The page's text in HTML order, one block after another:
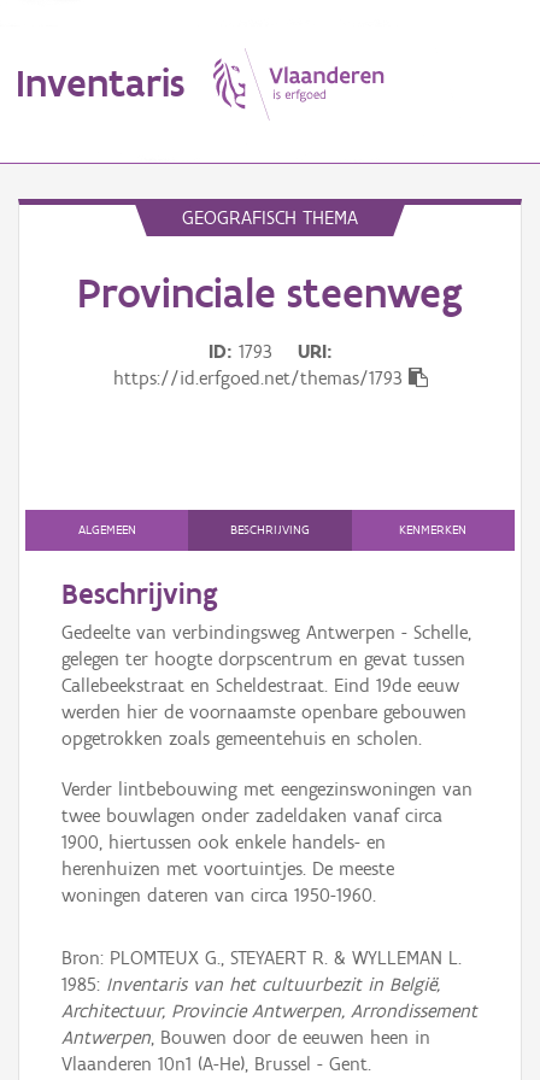
Inventaris
Erfgoedobject
Persoon of collectief
Downloads
Hergebruik
Aanmelden
GEOGRAFISCH THEMA
Provinciale steenweg
ID 1793
URI
https://id.erfgoed.net/themas/1793
ALGEMEEN BESCHRIJVING KENMERKEN
Beschrijving
Gedeelte van verbindingsweg Antwerpen - Schelle,
gelegen ter hoogte dorpscentrum en gevat tussen
Callebeekstraat en Scheldestraat. Eind 19de eeuw
werden hier de voornaamste openbare gebouwen
opgetrokken zoals gemeentehuis en scholen.
Verder lintbebouwing met eengezinswoningen van
twee bouwlagen onder zadeldaken vanaf circa
1900, hiertussen ook enkele handels- en
herenhuizen met voortuintjes. De meeste
woningen dateren van circa 1950-1960.
Bron: PLOMTEUX G., STEYAERT R. & WYLLEMAN L.
1985: Inventaris van het cultuurbezit in België,
Architectuur, Provincie Antwerpen, Arrondissement
Antwerpen, Bouwen door de eeuwen heen in
Vlaanderen 10n1 (A-He), Brussel - Gent.